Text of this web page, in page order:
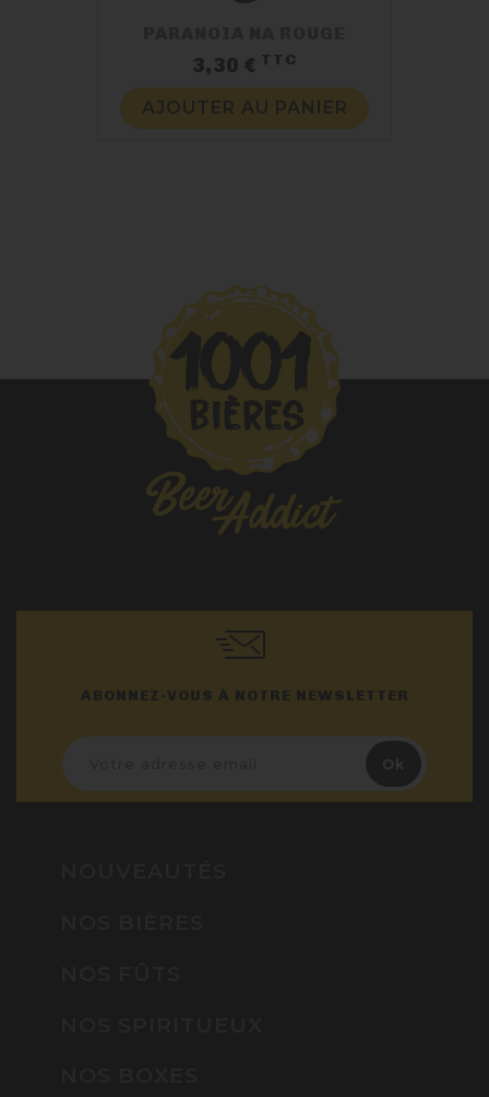
3,30 € TTC
AJOUTER AU PANIER
ABONNEZ-VOUS À NOTRE NEWSLETTER